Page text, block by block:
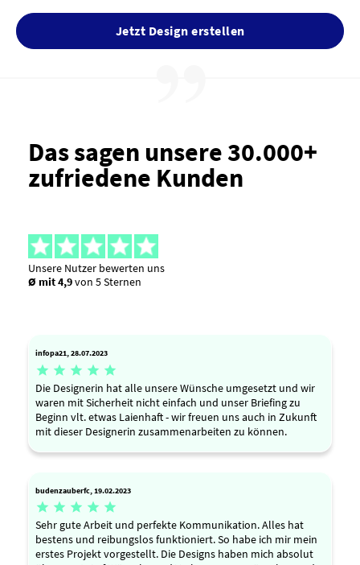
Jetzt Design erstellen
Das sagen unsere 30.000+
zufriedene Kunden
Unsere Nutzer bewerten uns
Ø mit 4,9von 5 Sternen
infopa21, 28.07.2023
    
Die Designerin hat alle unsere Wünsche umgesetzt und wir
waren mit Sicherheit nicht einfach und unser Briefing zu
Beginn vlt. etwas Laienhaft - wir freuen uns auch in Zukunft
mit dieser Designerin zusammenarbeiten zu können.
budenzauberfc, 19.02.2023
    
Sehr gute Arbeit und perfekte Kommunikation. Alles hat
bestens und reibungslos funktioniert. So habe ich mir mein
erstes Projekt vorgestellt. Die Designs haben mich absolut